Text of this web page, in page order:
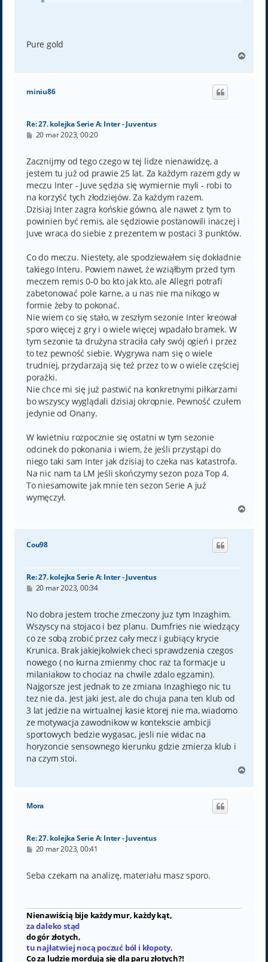
Pure gold
g
miniu86
Re: 27. kolejka Serie A: Inter - Juventus
P
t
20 mar 2023, 00:20
Zacznijmy od tego czego w tej lidze nienawidzę, a
jestem tu już od prawie 25 lat. Za każdym razem gdy w
meczu Inter - Juve sędzia się wymiernie myli - robi to
na korzyść tych złodziejów. Za każdym razem.
Dzisiaj Inter zagra końskie gówno, ale nawet z tym to
powinien być remis, ale sędziowie postanowili inaczej i
Juve wraca do siebie z prezentem w postaci 3 punktów.
Co do meczu. Niestety, ale spodziewałem się dokładnie
takiego Interu. Powiem nawet, że wziąłbym przed tym
meczem remis 0-0 bo kto jak kto, ale Allegri potrafi
zabetonować pole karne, a u nas nie ma nikogo w
formie żeby to pokonać.
Nie wiem co się stało, w zeszłym sezonie Inter kreował
sporo więcej z gry i o wiele więcej wpadało bramek. W
tym sezonie ta drużyna straciła cały swój ogień i przez
to tez pewność siebie. Wygrywa nam się o wiele
trudniej, przydarzają się też przez to w o wiele częściej
porażki.
Nie chce mi się już pastwić na konkretnymi piłkarzami
bo wszyscy wyglądali dzisiaj okropnie. Pewność czułem
jedynie od Onany.
W kwietniu rozpocznie się ostatni w tym sezonie
odcinek do pokonania i wiem, że jeśli przystąpi do
niego taki sam Inter jak dzisiaj to czeka nas katastrofa.
Na nic nam ta LM jeśli skończymy sezon poza Top 4.
To niesamowite jak mnie ten sezon Serie A już
wymęczył.
g
Cou98
Re: 27. kolejka Serie A: Inter - Juventus
P
t
20 mar 2023, 00:34
No dobra jestem troche zmeczony juz tym Inzaghim.
Wszyscy na stojaco i bez planu. Dumfries nie wiedzący
co ze sobą zrobić przez cały mecz i gubiący krycie
Krunica. Brak jakiejkolwiek checi sprawdzenia czegos
nowego ( no kurna zmienmy choc raz ta formacje u
milaniakow to chociaz na chwile zdalo egzamin).
Najgorsze jest jednak to ze zmiana Inzaghiego nic tu
tez nie da. Jest jaki jest, ale do chuja pana ten klub od
3 lat jedzie na wirtualnej kasie ktorej nie ma, wiadomo
ze motywacja zawodnikow w kontekscie ambicji
sportowych bedzie wygasac, jesli nie widac na
horyzoncie sensownego kierunku gdzie zmierza klub i
na czym stoi.
g
Mora
Re: 27. kolejka Serie A: Inter - Juventus
P
t
20 mar 2023, 00:41
Seba czekam na analizę, materiału masz sporo.
Nienawiścią bije każdy mur, każdy kąt,
za daleko stąd
do gór złotych,
tu najłatwiej nocą poczuć ból i kłopoty,
Co za ludzie mordują się dla paru złotych?!